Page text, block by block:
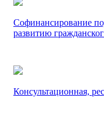
Софинансирование
развитию
Консультационная,